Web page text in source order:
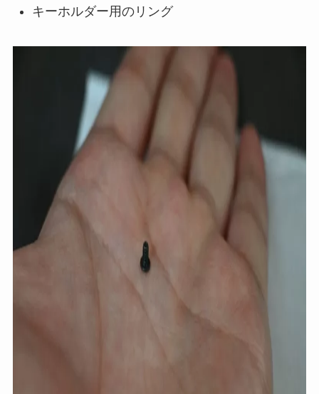
キーホルダー用のリング